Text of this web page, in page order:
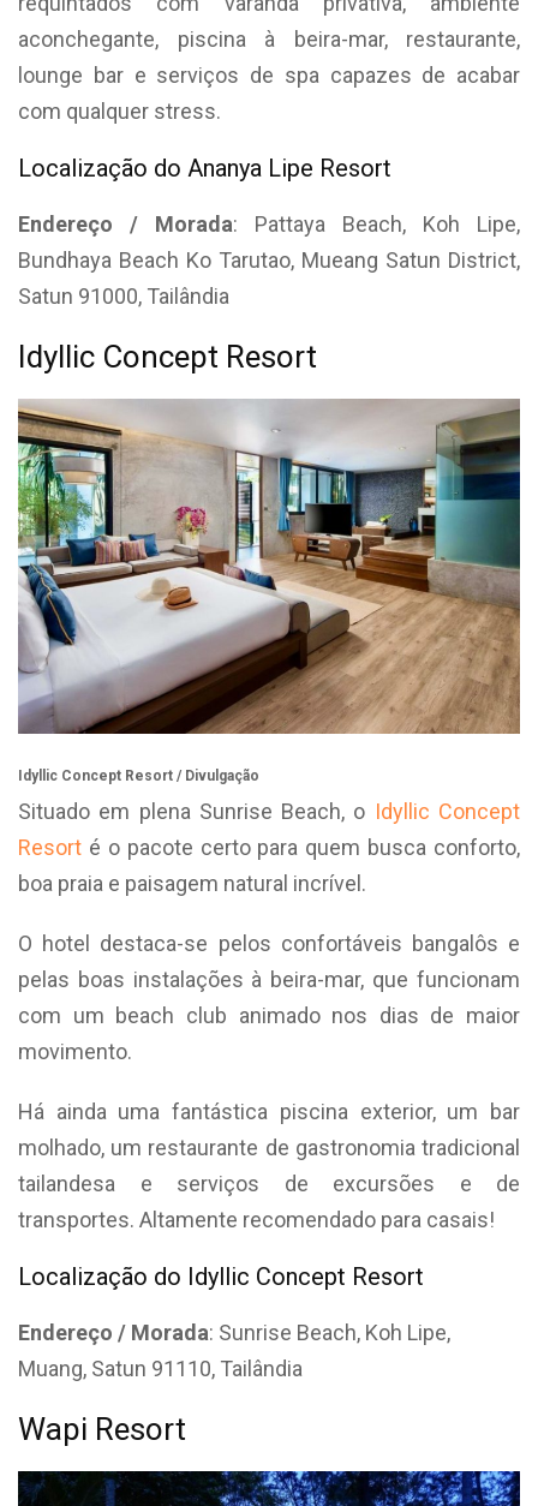
aconchegante, piscina à beira-mar, restaurante,
lounge bar e serviços de spa capazes de acabar
com qualquer stress.
Localização do Ananya Lipe Resort
Endereço / Morada: Pattaya Beach, Koh Lipe,
Bundhaya Beach Ko Tarutao, Mueang Satun District,
Satun 91000, Tailândia
Idyllic Concept Resort
Idyllic Concept Resort / Divulgação
Situado em plena Sunrise Beach, o Idyllic Concept
Resort é o pacote certo para quem busca conforto,
boa praia e paisagem natural incrível.
O hotel destaca-se pelos confortáveis bangalôs e
pelas boas instalações à beira-mar, que funcionam
com um beach club animado nos dias de maior
movimento.
Há ainda uma fantástica piscina exterior, um bar
molhado, um restaurante de gastronomia tradicional
tailandesa e serviços de excursões e de
transportes. Altamente recomendado para casais!
Localização do Idyllic Concept Resort
Endereço / Morada: Sunrise Beach, Koh Lipe,
Muang, Satun 91110, Tailândia
Wapi Resort